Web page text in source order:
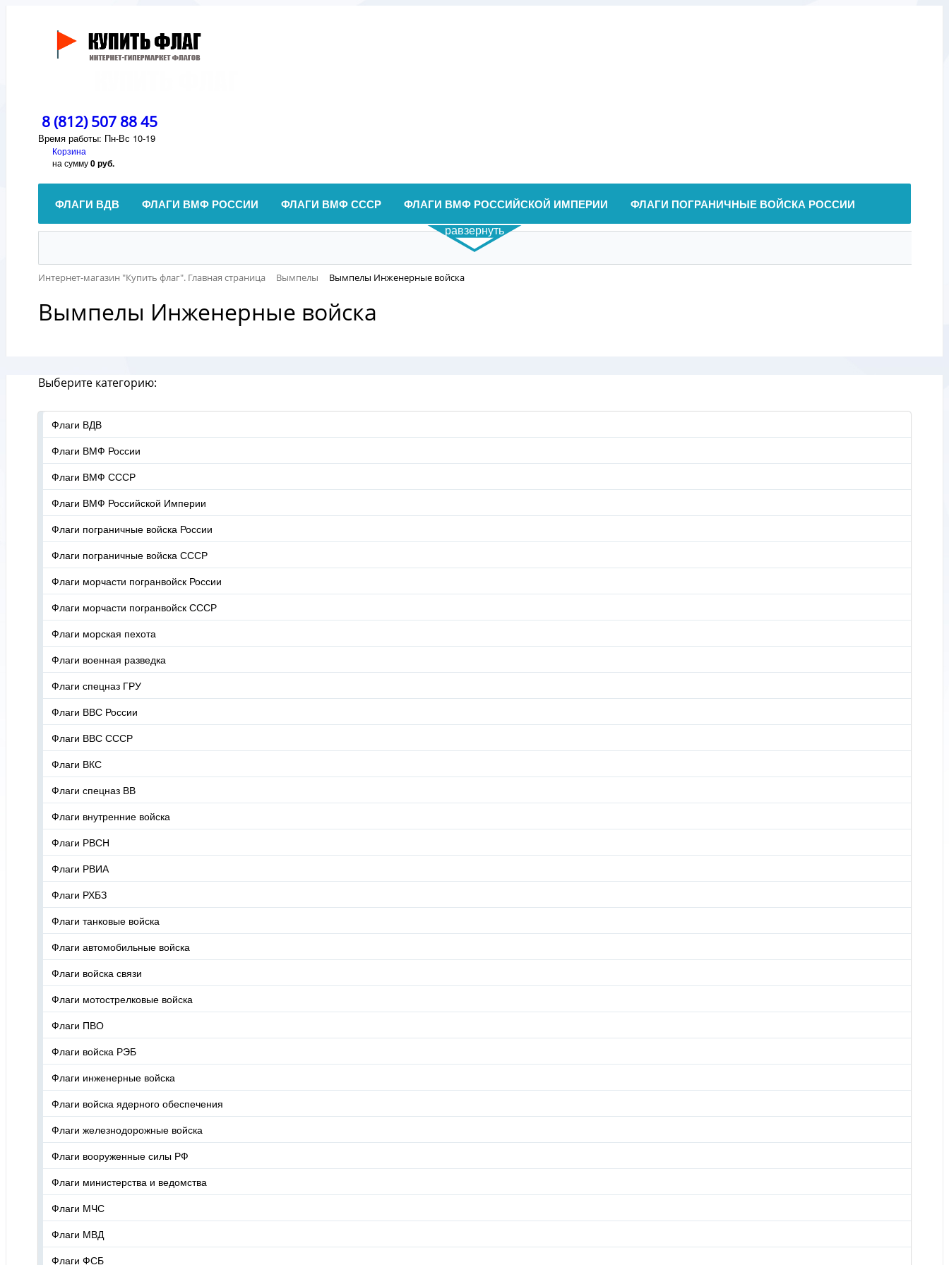
8 (812) 507 88 45
Время работы: Пн-Вс 10-19
Корзина
на сумму0 руб.
ФЛАГИ ВДВ ФЛАГИ ВМФ РОССИИ ФЛАГИ ВМФ СССР ФЛАГИ ВМФ РОССИЙСКОЙ ИМПЕРИИ ФЛАГИ ПОГРАНИЧНЫЕ ВОЙСКА РОССИИ
равзернуть
Интернет-магазин "Купить флаг". Главная страница Вымпелы Вымпелы Инженерные войска
Вымпелы Инженерные войска
Выберите категорию:
Флаги ВДВ
Флаги ВМФ России
Флаги ВМФ СССР
Флаги ВМФ Российской Империи
Флаги пограничные войска России
Флаги пограничные войска СССР
Флаги морчасти погранвойск России
Флаги морчасти погранвойск СССР
Флаги морская пехота
Флаги военная разведка
Флаги спецназ ГРУ
Флаги ВВС России
Флаги ВВС СССР
Флаги ВКС
Флаги спецназ ВВ
Флаги внутренние войска
Флаги РВСН
Флаги РВИА
Флаги РХБЗ
Флаги танковые войска
Флаги автомобильные войска
Флаги войска связи
Флаги мотострелковые войска
Флаги ПВО
Флаги войска РЭБ
Флаги инженерные войска
Флаги войска ядерного обеспечения
Флаги железнодорожные войска
Флаги вооруженные силы РФ
Флаги министерства и ведомства
Флаги МЧС
Флаги МВД
Флаги ФСБ